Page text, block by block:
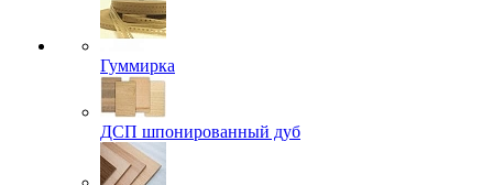
Гуммирка
ДСП шпонированный дуб